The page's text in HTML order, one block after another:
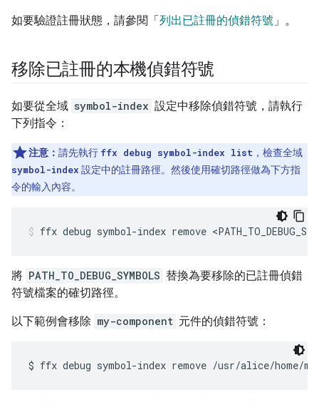
如要驗證註冊狀態，請參閱「列出已註冊的偵錯符號 」。
移除已註冊的本機偵錯符號
如要從全域 symbol-index 設定中移除偵錯符號，請執行
下列指令：
注意： 請先執行 ffx debug symbol-index list ，檢查全域
symbol-index 設定中的註冊路徑。然後使用確切路徑做為下方指
令的輸入內容。
ffx debug symbol-index remove
將 PATH_TO_DEBUG_SYMBOLS 替換為要移除的已註冊偵錯
符號檔案的確切路徑。
以下範例會移除 my-component 元件的偵錯符號：